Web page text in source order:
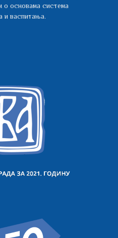
о основама система
и васпитања.